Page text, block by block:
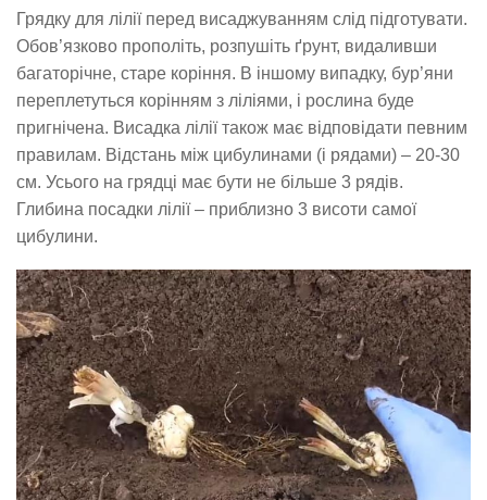
Грядку для лілії перед висаджуванням слід підготувати.
Обов’язково прополіть, розпушіть ґрунт, видаливши
багаторічне, старе коріння. В іншому випадку, бур’яни
переплетуться корінням з ліліями, і рослина буде
пригнічена. Висадка лілії також має відповідати певним
правилам. Відстань між цибулинами (і рядами) – 20-30
см. Усього на грядці має бути не більше 3 рядів.
Глибина посадки лілії – приблизно 3 висоти самої
цибулини.